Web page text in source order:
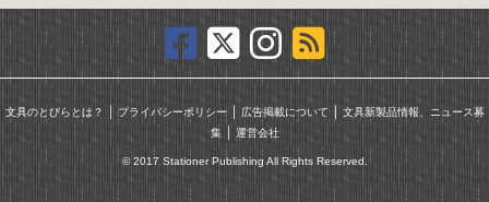
文具のとびらとは？ ｜ プライバシーポリシー｜ 広告掲載について ｜ 文具新製品情報、ニュース募
集｜ 運営会社
© 2017 Stationer Publishing All Rights Reserved.